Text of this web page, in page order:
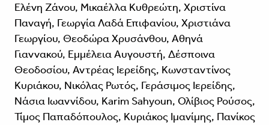
Ελένη Ζάνου, Μικαέλλα Κυθρεώτη, Χριστίνα
Παναγή, Γεωργία Λαδά Επιφανίου, Χριστιάνα
Γεωργίου, Θεοδώρα Χρυσάνθου, Αθηνά
Γιαννακού, Εμμέλεια Αυγουστή, Δέσποινα
Θεοδοσίου, Αντρέας Ιερείδης, Κωνσταντίνος
Κυριάκου, Νικόλας Ρωτός, Γεράσιμος Ιερείδης,
Νάσια Ιωαννίδου, Karim Sahyoun, Ολίβιος Ρούσος,
Τίμος Παπαδόπουλος, Κυριάκος Ιμανίμης, Πανίκος